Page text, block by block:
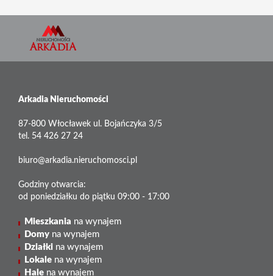
Arkadia Nieruchomości
87-800 Włocławek ul. Bojańczyka 3/5
tel. 54 426 27 24
biuro@arkadia.nieruchomosci.pl
Godziny otwarcia:
od poniedziałku do piątku 09:00 - 17:00
Mieszkania na wynajem
Domy na wynajem
Działki na wynajem
Lokale na wynajem
Hale na wynajem